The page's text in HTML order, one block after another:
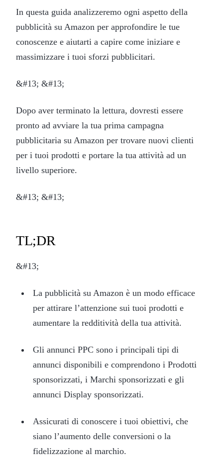
In questa guida analizzeremo ogni aspetto della
pubblicità su Amazon per approfondire le tue
conoscenze e aiutarti a capire come iniziare e
massimizzare i tuoi sforzi pubblicitari.
&#13; &#13;
Dopo aver terminato la lettura, dovresti essere
pronto ad avviare la tua prima campagna
pubblicitaria su Amazon per trovare nuovi clienti
per i tuoi prodotti e portare la tua attività ad un
livello superiore.
&#13; &#13;
TL;DR
&#13;
La pubblicità su Amazon è un modo efficace
per attirare l’attenzione sui tuoi prodotti e
aumentare la redditività della tua attività.
Gli annunci PPC sono i principali tipi di
annunci disponibili e comprendono i Prodotti
sponsorizzati, i Marchi sponsorizzati e gli
annunci Display sponsorizzati.
Assicurati di conoscere i tuoi obiettivi, che
siano l’aumento delle conversioni o la
fidelizzazione al marchio.